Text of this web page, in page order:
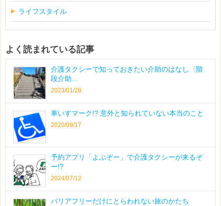
ライフスタイル
よく読まれている記事
介護タクシーで知っておきたい介助のはなし〈階
段介助...
2023/01/28
車いすマーク!? 意外と知られていない本当のこと
2020/09/17
予約アプリ「よぶぞー」で介護タクシーが来るぞ
ー!?
2024/07/12
バリアフリーだけにとらわれない旅のかたち